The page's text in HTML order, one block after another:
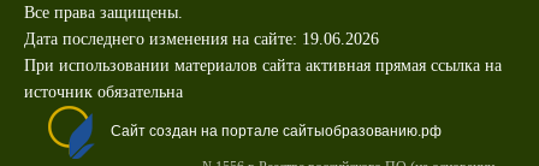
Все права защищены.
Дата последнего изменения на сайте: 19.06.2026
При использовании материалов сайта активная прямая ссылка на
источник обязательна
Сайт создан на портале сайтыобразованию.рф